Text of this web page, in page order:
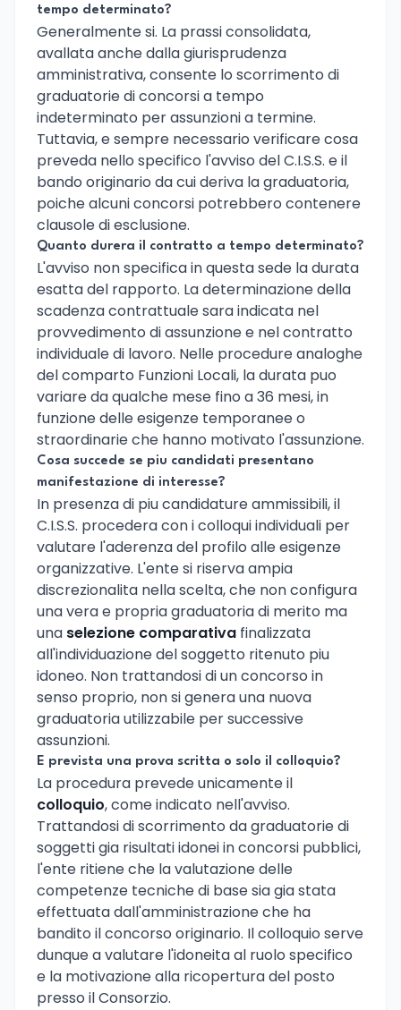
tempo determinato?
Generalmente si. La prassi consolidata,
avallata anche dalla giurisprudenza
amministrativa, consente lo scorrimento di
graduatorie di concorsi a tempo
indeterminato per assunzioni a termine.
Tuttavia, e sempre necessario verificare cosa
preveda nello specifico l'avviso del C.I.S.S. e il
bando originario da cui deriva la graduatoria,
poiche alcuni concorsi potrebbero contenere
clausole di esclusione.
Quanto durera il contratto a tempo determinato?
L'avviso non specifica in questa sede la durata
esatta del rapporto. La determinazione della
scadenza contrattuale sara indicata nel
provvedimento di assunzione e nel contratto
individuale di lavoro. Nelle procedure analoghe
del comparto Funzioni Locali, la durata puo
variare da qualche mese fino a 36 mesi, in
funzione delle esigenze temporanee o
straordinarie che hanno motivato l'assunzione.
Cosa succede se piu candidati presentano
manifestazione di interesse?
In presenza di piu candidature ammissibili, il
C.I.S.S. procedera con i colloqui individuali per
valutare l'aderenza del profilo alle esigenze
organizzative. L'ente si riserva ampia
discrezionalita nella scelta, che non configura
una vera e propria graduatoria di merito ma
una selezione comparativa finalizzata
all'individuazione del soggetto ritenuto piu
idoneo. Non trattandosi di un concorso in
senso proprio, non si genera una nuova
graduatoria utilizzabile per successive
assunzioni.
E prevista una prova scritta o solo il colloquio?
La procedura prevede unicamente il
colloquio, come indicato nell'avviso.
Trattandosi di scorrimento da graduatorie di
soggetti gia risultati idonei in concorsi pubblici,
l'ente ritiene che la valutazione delle
competenze tecniche di base sia gia stata
effettuata dall'amministrazione che ha
bandito il concorso originario. Il colloquio serve
dunque a valutare l'idoneita al ruolo specifico
e la motivazione alla ricopertura del posto
presso il Consorzio.